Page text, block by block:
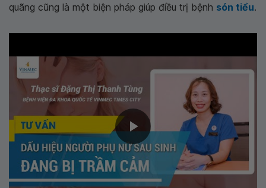
quãng cũng là một biện pháp giúp điều trị bệnh són tiểu.